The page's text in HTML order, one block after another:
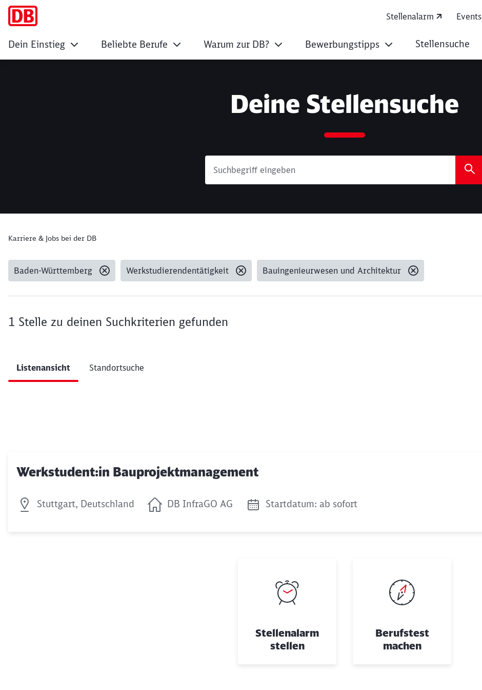
Stellenalarm Events
Dein Einstieg Beliebte Berufe Warum zur DB? Bewerbungstipps Stellensuche
Deine Stellensuche
Karriere & Jobs bei der DB
Gesetzte Filter:
Baden-Württemberg Werkstudierendentätigkeit Bauingenieurwesen und Architektur
1 Stelle zu deinen Suchkriterien gefunden
ListenansichtErgebnisse pro Seite 10
Standortsuche
Werkstudent:in Bauprojektmanagement
Stuttgart, Deutschland DB InfraGO AG Startdatum: ab sofort
Stellenalarm
stellen
Berufstest
machen